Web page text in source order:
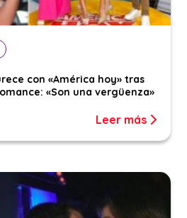
con «América hoy» tras
«Son una vergüenza»
Leer más